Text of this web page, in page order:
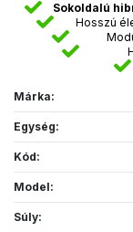
Sokoldalú
Hosszú
Márka:
Egység:
Kód:
Model:
Súly: